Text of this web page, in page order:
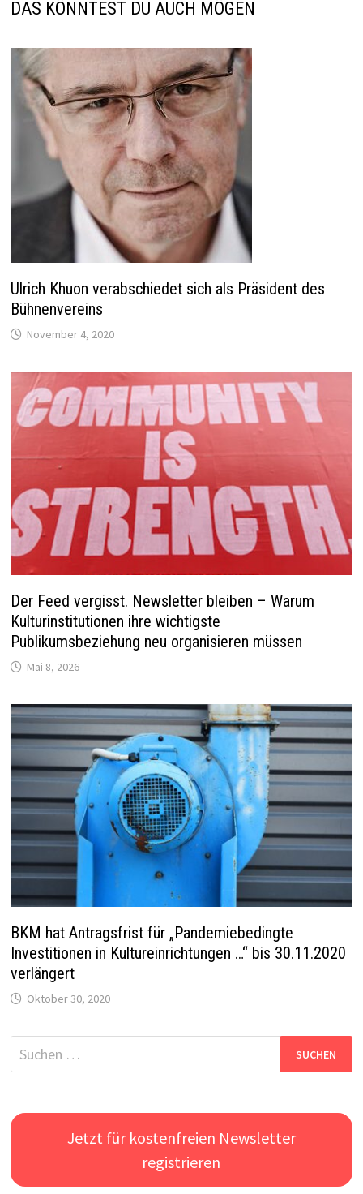
DAS KÖNNTEST DU AUCH MÖGEN
Ulrich Khuon verabschiedet sich als Präsident des
Bühnenvereins
November 4, 2020
Der Feed vergisst. Newsletter bleiben – Warum
Kulturinstitutionen ihre wichtigste
Publikumsbeziehung neu organisieren müssen
Mai 8, 2026
BKM hat Antragsfrist für „Pandemiebedingte
Investitionen in Kultureinrichtungen …“ bis 30.11.2020
verlängert
Oktober 30, 2020
Suchen
nach:
Jetzt für kostenfreien Newsletter
registrieren